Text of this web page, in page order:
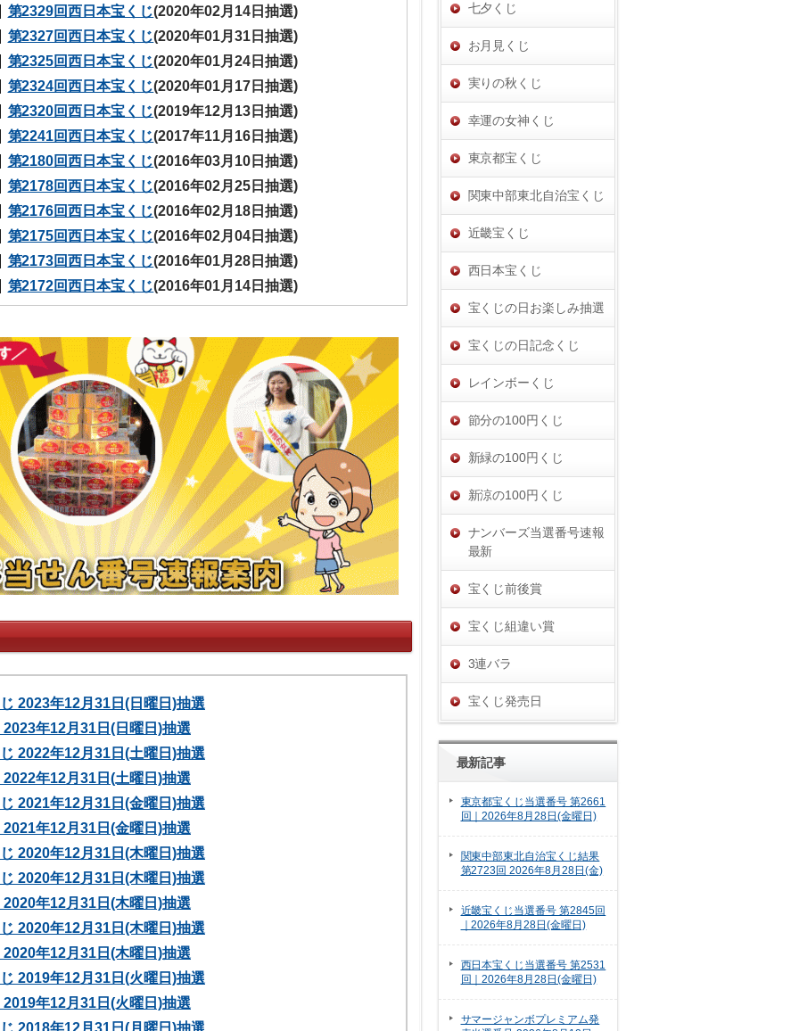
第2329回西日本宝くじ(2020年02月14日抽選)
第2327回西日本宝くじ(2020年01月31日抽選)
第2325回西日本宝くじ(2020年01月24日抽選)
第2324回西日本宝くじ(2020年01月17日抽選)
第2320回西日本宝くじ(2019年12月13日抽選)
第2241回西日本宝くじ(2017年11月16日抽選)
第2180回西日本宝くじ(2016年03月10日抽選)
第2178回西日本宝くじ(2016年02月25日抽選)
第2176回西日本宝くじ(2016年02月18日抽選)
第2175回西日本宝くじ(2016年02月04日抽選)
第2173回西日本宝くじ(2016年01月28日抽選)
第2172回西日本宝くじ(2016年01月14日抽選)
2023年12月31日(日曜日)抽選
年12月31日(日曜日)抽選
2022年12月31日(土曜日)抽選
年12月31日(土曜日)抽選
2021年12月31日(金曜日)抽選
年12月31日(金曜日)抽選
2020年12月31日(木曜日)抽選
2020年12月31日(木曜日)抽選
年12月31日(木曜日)抽選
2020年12月31日(木曜日)抽選
年12月31日(木曜日)抽選
2019年12月31日(火曜日)抽選
年12月31日(火曜日)抽選
2018年12月31日(月曜日)抽選
七夕くじ
お月見くじ
実りの秋くじ
幸運の女神くじ
東京都宝くじ
関東中部東北自治宝くじ
近畿宝くじ
西日本宝くじ
宝くじの日お楽しみ抽選
宝くじの日記念くじ
レインボーくじ
節分の100円くじ
新緑の100円くじ
新涼の100円くじ
ナンバーズ当選番号速報
最新
宝くじ前後賞
宝くじ組違い賞
3連バラ
宝くじ発売日
最新記事
東京都宝くじ当選番号 第2661
回｜2026年8月28日(金曜日)
関東中部東北自治宝くじ結果
第2723回 2026年8月28日(金)
近畿宝くじ当選番号 第2845回
｜2026年8月28日(金曜日)
西日本宝くじ当選番号 第2531
回｜2026年8月28日(金曜日)
サマージャンボプレミアム発